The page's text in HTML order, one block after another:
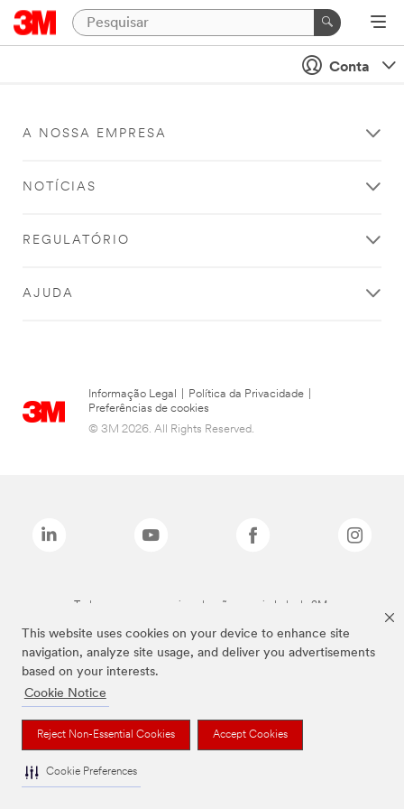
This website uses cookies on your device to enhance site
navigation, analyze site usage, and deliver you advertisements
based on your interests.
Cookie Notice
Reject Non-Essential Cookies Accept Cookies
Cookie Preferences
Conta
A NOSSA EMPRESA
NOTÍCIAS
REGULATÓRIO
AJUDA
Informação Legal Política da Privacidade
Preferências de cookies
© 3M 2026. All Rights Reserved.
Todas as marcas mencionadas são propriedade da 3M.